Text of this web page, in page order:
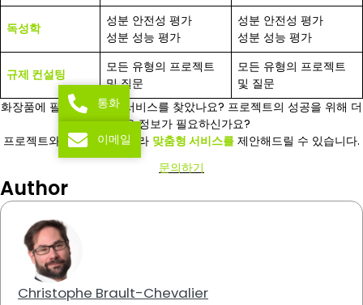
독성학
성분 안전성 평가
성분 성능 평가
성분 안전성 평가
성분 성능 평가
규제 컨설팅
모든 유형의 프로젝트
및 질문
모든 유형의 프로젝트
및 질문
화장품에 필요한 정확한 서비스를 찾았나요? 프로젝트의 성공을 위해 더
많은 정보가 필요하신가요?
프로젝트와 대상 지역에 따라 맞춤형 서비스를 제안해드릴 수 있습니다.
문의하기
Author
Christophe Brault-Chevalier
통화
이메일